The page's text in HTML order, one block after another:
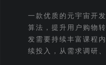
一款优质的元宇宙开
算法，提升用户购物
发需要持续丰富课程
续投入，从需求调研